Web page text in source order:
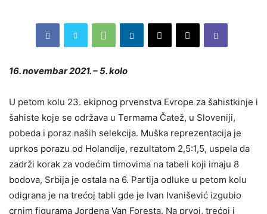
16. novembar 2021. – 5. kolo
U petom kolu 23. ekipnog prvenstva Evrope za šahistkinje i
šahiste koje se održava u Termama Čatež, u Sloveniji,
pobeda i poraz naših selekcija. Muška reprezentacija je
uprkos porazu od Holandije, rezultatom 2,5:1,5, uspela da
zadrži korak za vodećim timovima na tabeli koji imaju 8
bodova, Srbija je ostala na 6. Partija odluke u petom kolu
odigrana je na trećoj tabli gde je Ivan Ivanišević izgubio
crnim figurama Jordena Van Foresta. Na prvoj, trećoj i